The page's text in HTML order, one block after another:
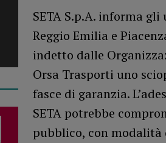
SETA S.p.A. informa
Reggio Emilia e
indetto dalle
Orsa Trasporti uno
fasce di garanzia.
SETA potrebbe
pubblico, con